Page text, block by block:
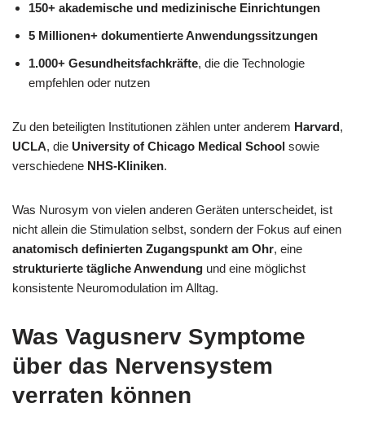
150+ akademische und medizinische Einrichtungen
5 Millionen+ dokumentierte Anwendungssitzungen
1.000+ Gesundheitsfachkräfte, die die Technologie
empfehlen oder nutzen
Zu den beteiligten Institutionen zählen unter anderem Harvard,
UCLA, die University of Chicago Medical School sowie
verschiedene NHS-Kliniken.
Was Nurosym von vielen anderen Geräten unterscheidet, ist
nicht allein die Stimulation selbst, sondern der Fokus auf einen
anatomisch definierten Zugangspunkt am Ohr, eine
strukturierte tägliche Anwendung und eine möglichst
konsistente Neuromodulation im Alltag.
Was Vagusnerv Symptome
über das Nervensystem
verraten können